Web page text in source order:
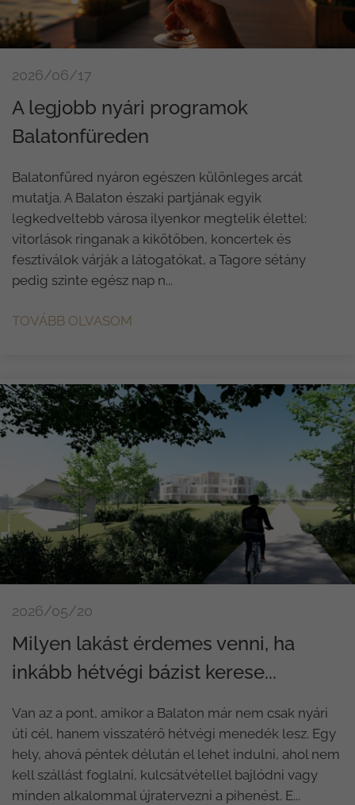
2026/06/17
A legjobb nyári programok
Balatonfüreden
Balatonfüred nyáron egészen különleges arcát
mutatja. A Balaton északi partjának egyik
legkedveltebb városa ilyenkor megtelik élettel:
vitorlások ringanak a kikötőben, koncertek és
fesztiválok várják a látogatókat, a Tagore sétány
pedig szinte egész nap n...
TOVÁBB OLVASOM
2026/05/20
Milyen lakást érdemes venni, ha
inkább hétvégi bázist kerese...
Van az a pont, amikor a Balaton már nem csak nyári
úti cél, hanem visszatérő hétvégi menedék lesz. Egy
hely, ahová péntek délután el lehet indulni, ahol nem
kell szállást foglalni, kulcsátvétellel bajlódni vagy
minden alkalommal újratervezni a pihenést. E...